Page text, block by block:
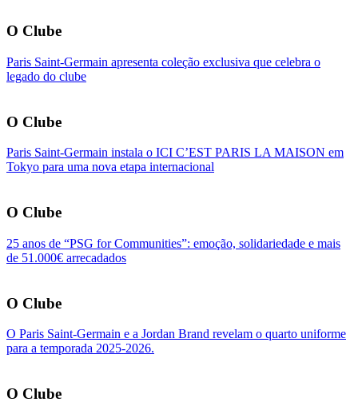
O Clube
Paris Saint-Germain apresenta coleção exclusiva que celebra o
legado do clube
O Clube
Paris Saint-Germain instala o ICI C’EST PARIS LA MAISON em
Tokyo para uma nova etapa internacional
O Clube
25 anos de “PSG for Communities”: emoção, solidariedade e mais
de 51.000€ arrecadados
O Clube
O Paris Saint-Germain e a Jordan Brand revelam o quarto uniforme
para a temporada 2025-2026.
O Clube